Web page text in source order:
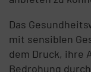
Das
mit sensiblen
dem Druck, ihre
Bedrohung